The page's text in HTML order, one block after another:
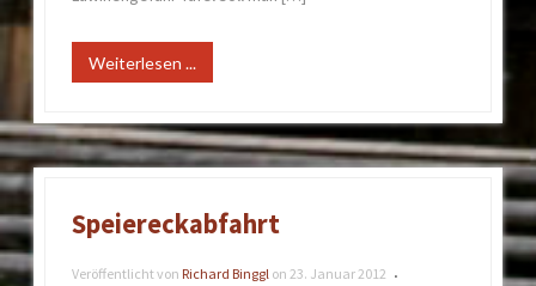
Weiterlesen ...
Speiereckabfahrt
Veröffentlicht von Richard Binggl on 23. Januar 2012 •